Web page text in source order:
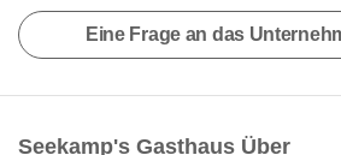
Eine Frage an das
Seekamp's Gasthaus Über